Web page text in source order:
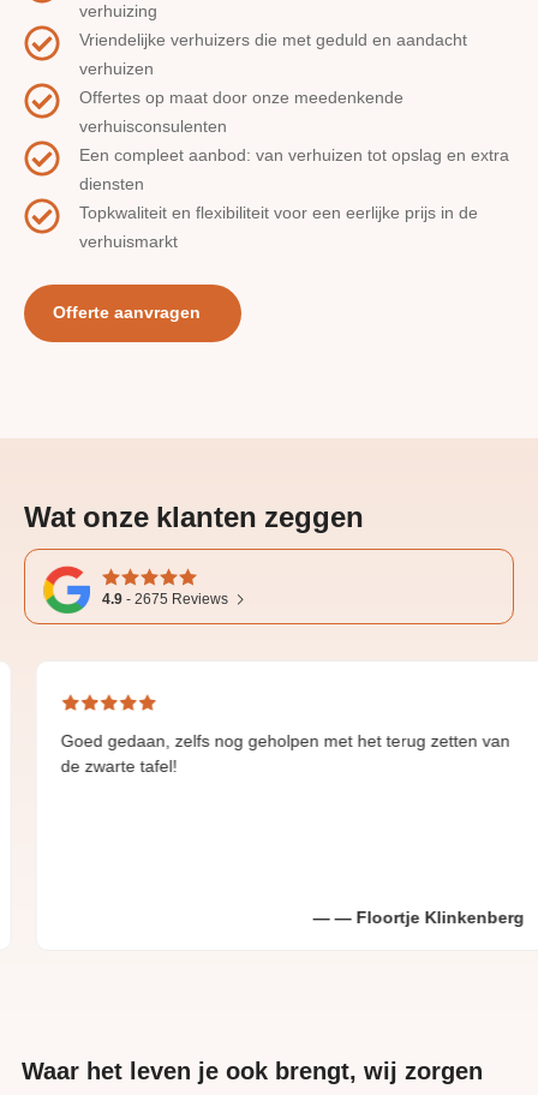
verhuizing
Vriendelijke verhuizers die met geduld en aandacht
verhuizen
Offertes op maat door onze meedenkende
verhuisconsulenten
Een compleet aanbod: van verhuizen tot opslag en extra
diensten
Topkwaliteit en flexibiliteit voor een eerlijke prijs in de
verhuismarkt
Offerte aanvragen
Wat onze klanten zeggen
4.9 - 2675 Reviews
gedaan, zelfs nog geholpen met het terug zetten van
tafel!
Floortje Klinkenberg
Waar het leven je ook brengt, wij zorgen